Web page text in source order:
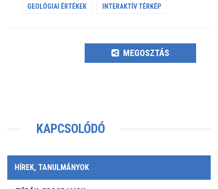
GEOLÓGIAI ÉRTÉKEK INTERAKTÍV TÉRKÉP
MEGOSZTÁS
KAPCSOLÓDÓ
HÍREK, TANULMÁNYOK